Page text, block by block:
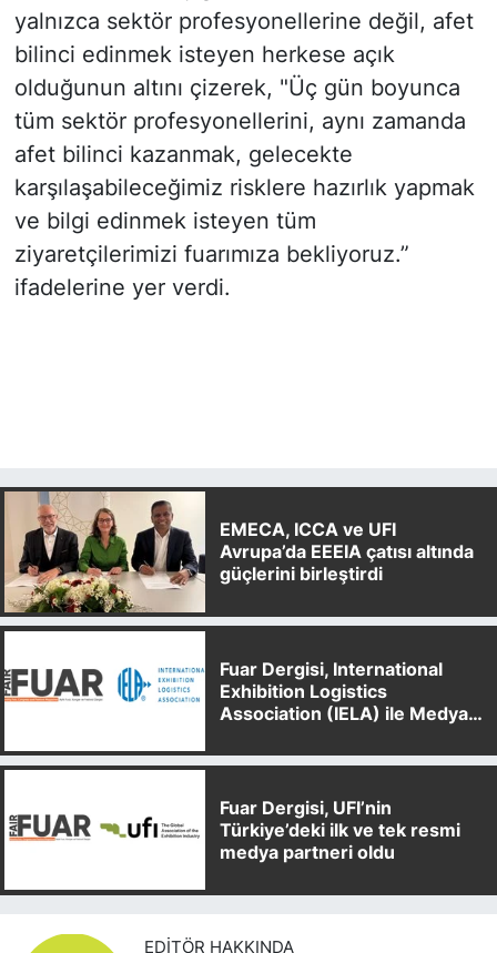
yalnızca sektör profesyonellerine değil, afet
bilinci edinmek isteyen herkese açık
olduğunun altını çizerek, "Üç gün boyunca
tüm sektör profesyonellerini, aynı zamanda
afet bilinci kazanmak, gelecekte
karşılaşabileceğimiz risklere hazırlık yapmak
ve bilgi edinmek isteyen tüm
ziyaretçilerimizi fuarımıza bekliyoruz.”
ifadelerine yer verdi.
EMECA, ICCA ve UFI
Avrupa’da EEEIA çatısı altında
güçlerini birleştirdi
Fuar Dergisi, International
Exhibition Logistics
Association (IELA) ile Medya
Fuar Dergisi, UFI’nin
Türkiye’deki ilk ve tek resmi
medya partneri oldu
EDITÖR HAKKINDA